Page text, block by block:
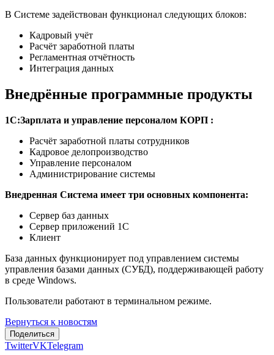
В Системе задействован функционал следующих блоков:
Кадровый учёт
Расчёт заработной платы
Регламентная отчётность
Интеграция данных
Внедрённые программные продукты
1С:Зарплата и управление персоналом КОРП :
Расчёт заработной платы сотрудников
Кадровое делопроизводство
Управление персоналом
Администрирование системы
Внедренная Система имеет три основных компонента:
Сервер баз данных
Сервер приложений 1С
Клиент
База данных функционирует под управлением системы
управления базами данных (СУБД), поддерживающей работу
в среде Windows.
Пользователи работают в терминальном режиме.
Вернуться к новостям
Поделиться
TwitterVKTelegram